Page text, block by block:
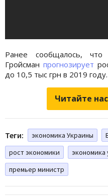
Ранее сообщалось, что
Гройсман прогнозирует
до 10,5 тыс грн в 2019 году.
Читайте
Теги: экономика Украины
рост экономики
экономика
премьер министр